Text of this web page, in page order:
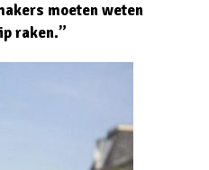
moeten weten
raken.”